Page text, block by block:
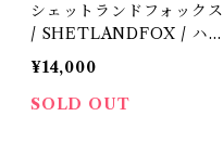
シェットランドフォックス
/ SHETLANDFOX / ハ
ンプトン / 革靴 / 中古 / 6
¥14,000
SOLD OUT